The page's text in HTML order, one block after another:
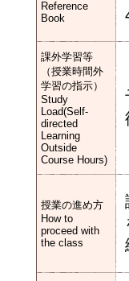
Reference
Book
課外学習等
（授業時間外
学習の指示）
Study
Load(Self-
directed
Learning
Outside
Course Hours)
授業の進め方
How to
proceed with
the class